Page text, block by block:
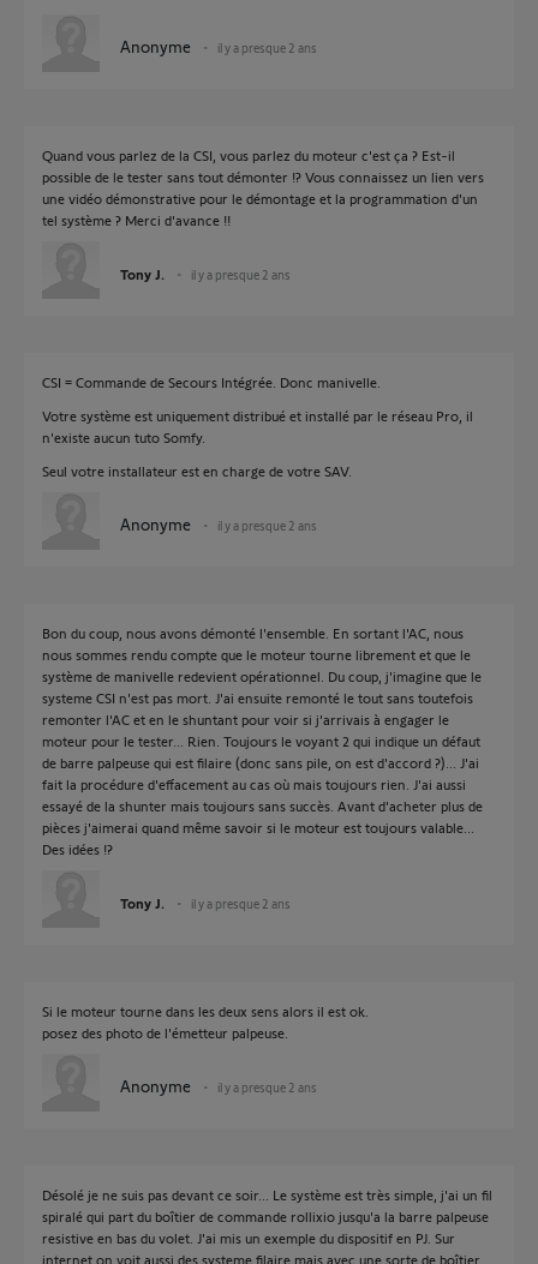
Anonyme il y a presque 2 ans
Quand vous parlez de la CSI, vous parlez du moteur c'est ça ? Est-il
possible de le tester sans tout démonter !? Vous connaissez un lien vers
une vidéo démonstrative pour le démontage et la programmation d'un
tel système ? Merci d'avance !!
Tony J. il y a presque 2 ans
CSI = Commande de Secours Intégrée. Donc manivelle.
Votre système est uniquement distribué et installé par le réseau Pro, il
n'existe aucun tuto Somfy.
Seul votre installateur est en charge de votre SAV.
Anonyme il y a presque 2 ans
Bon du coup, nous avons démonté l'ensemble. En sortant l'AC, nous
nous sommes rendu compte que le moteur tourne librement et que le
système de manivelle redevient opérationnel. Du coup, j'imagine que le
systeme CSI n'est pas mort. J'ai ensuite remonté le tout sans toutefois
remonter l'AC et en le shuntant pour voir si j'arrivais à engager le
moteur pour le tester... Rien. Toujours le voyant 2 qui indique un défaut
de barre palpeuse qui est filaire (donc sans pile, on est d'accord ?)... J'ai
fait la procédure d'effacement au cas où mais toujours rien. J'ai aussi
essayé de la shunter mais toujours sans succès. Avant d'acheter plus de
pièces j'aimerai quand même savoir si le moteur est toujours valable...
Des idées !?
Tony J. il y a presque 2 ans
Si le moteur tourne dans les deux sens alors il est ok.
posez des photo de l'émetteur palpeuse.
Anonyme il y a presque 2 ans
Désolé je ne suis pas devant ce soir... Le système est très simple, j'ai un fil
spiralé qui part du boîtier de commande rollixio jusqu'a la barre palpeuse
resistive en bas du volet. J'ai mis un exemple du dispositif en PJ. Sur
internet on voit aussi des systeme filaire mais avec une sorte de boîtier